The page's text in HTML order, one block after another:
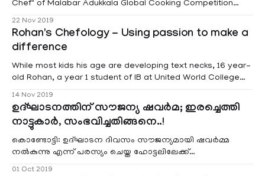
Chef" of Malabar Adukkala Global Cooking Competition
2019-2020. Share with us and get a chance to enter to
“Malabar Adukkala Global Cooking Competition 2019-
2020”.. “Malabar” the name itself ignites hundreds of taste
buds, the
22 Nov 2019
Rohan's Chefology - Using passion to make a
difference
While most kids his age are developing text necks, 16 year-
old Rohan, a year 1 student of IB at United World College
Singapore is wondering if the grilled asparagus will
compliment the broccoli sauce. Rohan first discovered
cooking when he was all of 12. He started off as weekend
14 Nov 2019
ഉദ്ഘാടനത്തിന് സൗജന്യ ഷവർമ; ഇരച്ചെത്തി
നാട്ടുകാര്‍, സംഭവിച്ചതിങ്ങനെ..!
കൊണ്ടോട്ടി: ഉദ്ഘാടന ദിവസം സൗജന്യമായി ഷവര്‍മ്മ
നല്‍കുന്നു എന്ന് പരസ്യം ചെയ്ത ഹോട്ടലിലേക്ക്
ഭക്ഷണപ്രിയരായ നാട്ടുകാര്‍ ഇരച്ചെത്തി ഹോട്
01 Oct 2019